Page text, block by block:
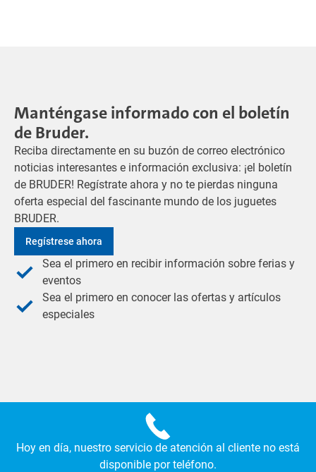
Manténgase informado con el boletín
de Bruder.
Reciba directamente en su buzón de correo electrónico
noticias interesantes e información exclusiva: ¡el boletín
de BRUDER! Regístrate ahora y no te pierdas ninguna
oferta especial del fascinante mundo de los juguetes
BRUDER.
Regístrese ahora
Sea el primero en recibir información sobre ferias y
eventos
Sea el primero en conocer las ofertas y artículos
especiales
Hoy en día, nuestro servicio de atención al cliente no está
disponible por teléfono.